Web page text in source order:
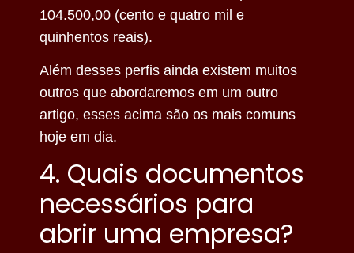
104.500,00 (cento e quatro mil e
quinhentos reais).
Além desses perfis ainda existem muitos
outros que abordaremos em um outro
artigo, esses acima são os mais comuns
hoje em dia.
4. Quais documentos
necessários para
abrir uma empresa?